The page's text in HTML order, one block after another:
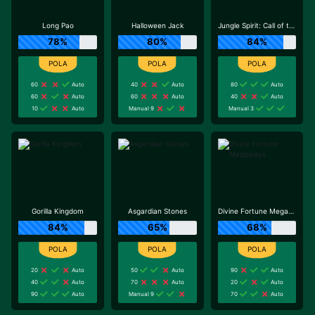
Long Pao
78%
60
Auto
60
Auto
10
Auto
Halloween Jack
80%
40
Auto
60
Auto
Manual 9
Jungle Spirit: Call of the Wild
84%
80
Auto
40
Auto
Manual 3
Gorilla Kingdom
84%
20
Auto
40
Auto
90
Auto
Asgardian Stones
65%
50
Auto
70
Auto
Manual 9
Divine Fortune Megaways
68%
90
Auto
20
Auto
70
Auto